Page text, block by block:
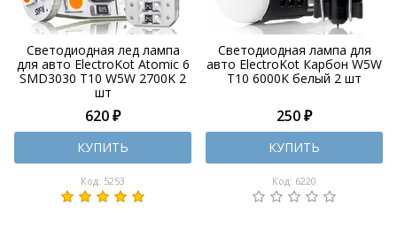
Светодиодная лед лампа
для авто ElectroKot Atomic 6
SMD3030 T10 W5W 2700K 2
шт
620 ₽
КУПИТЬ
Код: 5253
Светодиодная лампа для
авто ElectroKot Карбон W5W
T10 6000K белый 2 шт
250 ₽
КУПИТЬ
Код: 6220